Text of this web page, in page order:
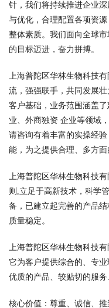
针，我们将持续推进企业
与优化，合理配置各项资
整体素质。我们面向全球
的目标迈进，奋力拼搏。
上海普陀区华林生物科技
流，强强联手，共同发展
客户基础，业务范围涵盖
业、外商独资 企业等领域
请咨询有着丰富的实操经
能，为之提供合理、多方面
上海普陀区华林生物科技
则,立足于高新技术，科学
备，已建立起完善的产品
质量稳定。
上海普陀区华林生物科技
它为客户提供综合的、专
优质的产品、较贴切的服务
核心价值：尊重、诚信、